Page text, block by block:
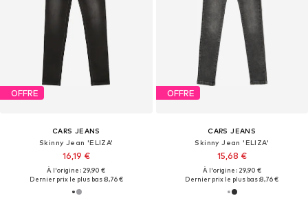
OFFRE
CARS JEANS
Skinny Jean 'ELIZA'
16,19 €
À l'origine : 29,90 €
Dernier prix le plus bas :8,76 €
OFFRE
CARS JEANS
Skinny Jean 'ELIZA'
15,68 €
À l'origine : 29,90 €
Dernier prix le plus bas :8,76 €